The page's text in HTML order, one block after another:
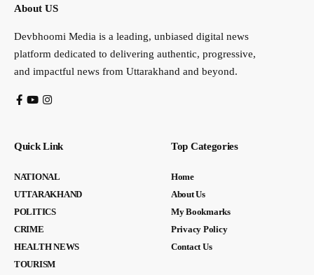
About US
Devbhoomi Media is a leading, unbiased digital news
platform dedicated to delivering authentic, progressive,
and impactful news from Uttarakhand and beyond.
Quick Link
NATIONAL
UTTARAKHAND
POLITICS
CRIME
HEALTH NEWS
TOURISM
Top Categories
Home
About Us
My Bookmarks
Privacy Policy
Contact Us